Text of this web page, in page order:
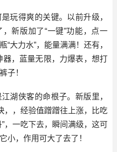
玩得爽的关键。以前升级，
新版加了“一键”功能，点一
大力水”，能量满满！还有，
器，蓝量无限，力爆表，想打
子！
湖侠客的命根子。新版里，
，，经验值蹭蹭往上涨，比吃
，一吃下去，瞬间满级，这可
小，作用可大了去了！